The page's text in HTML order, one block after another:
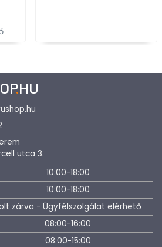
.HU
utca 3.
10:00-18:00
10:00-18:00
zárva - Ügyfélszolgálat elérhető
08:00-16:00
08:00-15:00